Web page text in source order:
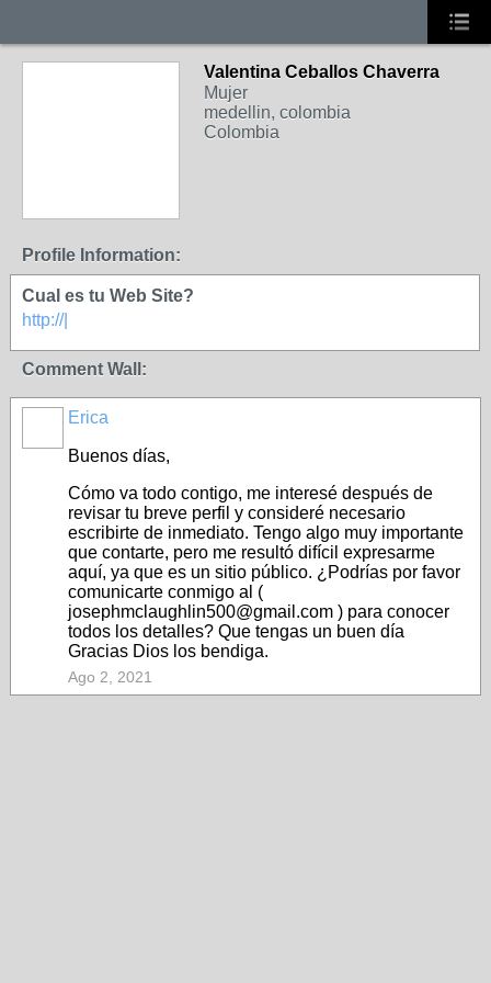
Valentina Ceballos Chaverra
Mujer
medellin, colombia
Colombia
Profile Information:
Cual es tu Web Site?
http://|
Comment Wall:
Erica
Buenos días,
Cómo va todo contigo, me interesé después de
revisar tu breve perfil y consideré necesario
escribirte de inmediato. Tengo algo muy importante
que contarte, pero me resultó difícil expresarme
aquí, ya que es un sitio público. ¿Podrías por favor
comunicarte conmigo al (
josephmclaughlin500@gmail.com ) para conocer
todos los detalles? Que tengas un buen día
Gracias Dios los bendiga.
Ago 2, 2021